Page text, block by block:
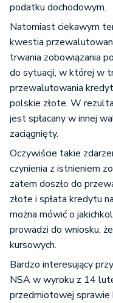
podatku dochodowym.
Natomiast ciekawym
kwestia
trwania zobowiązania
do sytuacji, w której w
przewalutowania
polskie złote. W
jest spłacany w innej
zaciągnięty.
Oczywiście takie
czynienia z istnieniem
zatem doszło do
złote i spłata kredytu
można mówić o
prowadzi do wniosku,
kursowych.
Bardzo interesujący
NSA w wyroku z 14
przedmiotowej sprawie